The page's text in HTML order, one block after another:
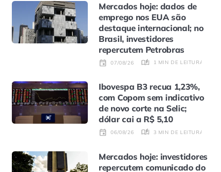
Mercados hoje: dados de
emprego nos EUA são
destaque internacional; no
Brasil, investidores
repercutem Petrobras
07/08/26 1 MIN DE LEITURA
Ibovespa B3 recua 1,23%,
com Copom sem indicativo
de novo corte na Selic;
dólar cai a R$ 5,10
06/08/26 3 MIN DE LEITURA
Mercados hoje: investidores
repercutem comunicado do